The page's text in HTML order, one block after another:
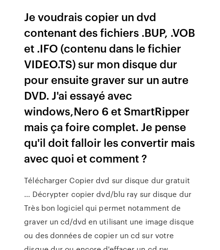
Je voudrais copier un dvd
contenant des fichiers .BUP, .VOB
et .IFO (contenu dans le fichier
VIDEO.TS) sur mon disque dur
pour ensuite graver sur un autre
DVD. J'ai essayé avec
windows,Nero 6 et SmartRipper
mais ça foire complet. Je pense
qu'il doit falloir les convertir mais
avec quoi et comment ?
Télécharger Copier dvd sur disque dur gratuit
... Décrypter copier dvd/blu ray sur disque dur
Très bon logiciel qui permet notamment de
graver un cd/dvd en utilisant une image disque
ou des données de copier un cd sur votre